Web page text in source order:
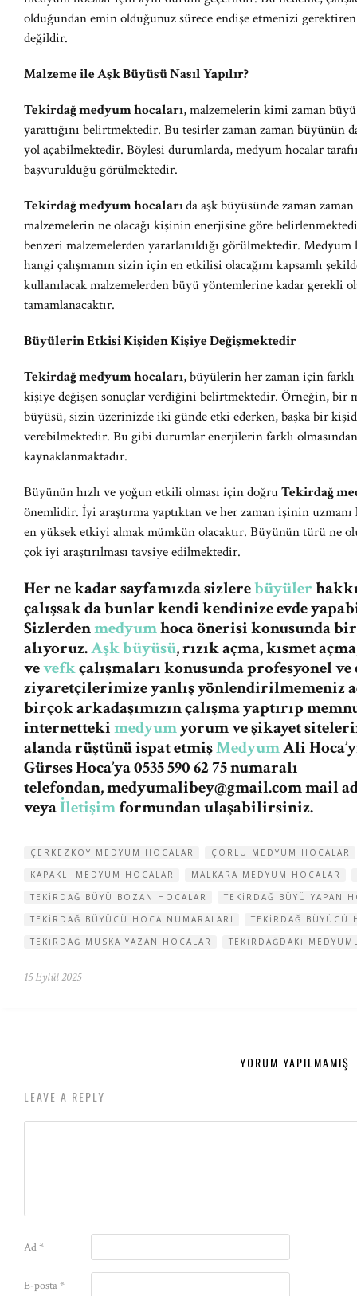
olduğundan emin olduğunuz sürece endişe etmenizi
değildir.
Malzeme ile Aşk Büyüsü Nasıl Yapılır?
Tekirdağ medyum hocaları, malzemelerin kimi zaman
yarattığını belirtmektedir. Bu tesirler zaman zaman büyünün
yol açabilmektedir. Böylesi durumlarda, medyum hocalar
başvurulduğu görülmektedir.
Tekirdağ medyum hocalarıda aşk büyüsünde zaman
malzemelerin ne olacağı kişinin enerjisine göre
benzeri malzemelerden yararlanıldığı görülmektedir. Medyum
hangi çalışmanın sizin için en etkilisi olacağını kapsamlı
kullanılacak malzemelerden büyü yöntemlerine kadar gerekli
tamamlanacaktır.
Büyülerin Etkisi Kişiden Kişiye Değişmektedir
Tekirdağ medyum hocaları, büyülerin her zaman için farklı
kişiye değişen sonuçlar verdiğini belirtmektedir. Örneğin, bir
büyüsü, sizin üzerinizde iki günde etki ederken, başka bir
verebilmektedir. Bu gibi durumlar enerjilerin farklı
kaynaklanmaktadır.
Büyünün hızlı ve yoğun etkili olması için doğruTekirdağ
önemlidir. İyi araştırma yaptıktan ve her zaman işinin
en yüksek etkiyi almak mümkün olacaktır. Büyünün türü ne
çok iyi araştırılması tavsiye edilmektedir.
Her ne kadar sayfamızda sizlerebüyüler
çalışsak da bunlar kendi kendinize evde
Sizlerdenmedyumhoca önerisi konusunda
alıyoruz.Aşk büyüsü, rızık açma, kısmet
vevefkçalışmaları konusunda profesyonel
ziyaretçilerimize yanlış yönlendirilmemeniz
birçok arkadaşımızın çalışma yaptırıp
internettekimedyumyorum ve şikayet
alanda rüştünü ispat etmişMedyumAli
Gürses Hoca’ya 0535 590 62 75 numaralı
telefondan,medyumalibey@gmail.commail
veyaİletişimformundan ulaşabilirsiniz.
ÇERKEZKÖY MEDYUM HOCALAR
ÇORLU MEDYUM HOCALAR
KAPAKLI MEDYUM HOCALAR
MALKARA MEDYUM HOCALAR
TEKIRDAĞ BÜYÜ BOZAN HOCALAR
TEKIRDAĞ BÜYÜ YAPAN
TEKIRDAĞ BÜYÜCÜ HOCA NUMARALARI
TEKIRDAĞ BÜYÜCÜ
TEKIRDAĞ MUSKA YAZAN HOCALAR
TEKIRDAĞDAKI
15 Eylül 2025
YORUM YAPILMAMIŞ
LEAVE A REPLY
Ad*
E-posta*